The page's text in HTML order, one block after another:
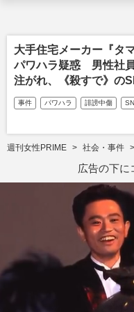
大手住宅メーカー『タ
パワハラ疑惑 男性社
注がれ、《殺すで》の
事件 パワハラ 誹謗中傷
週刊女性PRIME 社会・事件
広告の下に